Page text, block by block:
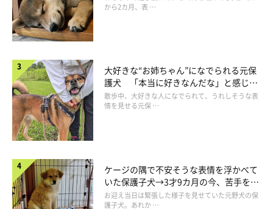
から2カ月、表 …
大好きな“お姉ちゃん”になでられる元保
護犬 「本当に好きなんだな」と感じる
表情にほっこり
散歩中、大好きな人になでられて、うれしそうな表
情を見せる元保 …
ケージの隅で不安そうな表情を浮かべて
いた保護子犬→3才9カ月の今、苦手を克
服し頼もしいコに成長！
お迎え当日は緊張した様子を見せていた元野犬の保
護子犬。あれか …